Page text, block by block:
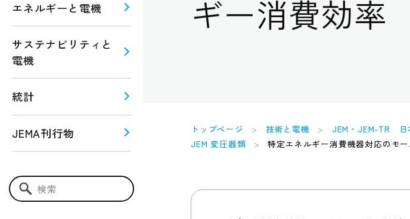
エネルギーと電機
サステナビリティと
電機
統計
JEMA刊行物
検索キーワード入力
連
！
ギー消費効率
トップページ 技術と電機 JEM・JEM-TR 日
JEM 変圧器類
特定エネルギー消費機器対応のモ